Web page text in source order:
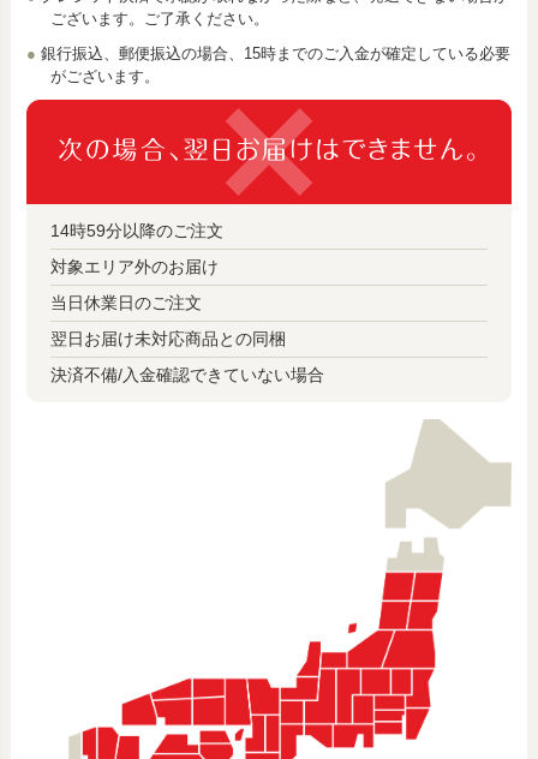
ございます。ご了承ください。
銀行振込、郵便振込の場合、15時までのご入金が確定している必要
がございます。
14時59分以降のご注文
対象エリア外のお届け
当日休業日のご注文
翌日お届け未対応商品との同梱
決済不備/入金確認できていない場合